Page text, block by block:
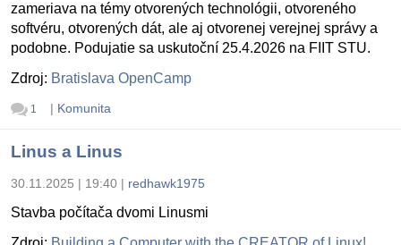
zameriava na témy otvorených technológii, otvoreného
softvéru, otvorených dát, ale aj otvorenej verejnej správy a
podobne. Podujatie sa uskutoční 25.4.2026 na FIIT STU.
Zdroj: Bratislava OpenCamp
1 | Komunita
Linus a Linus
30.11.2025 | 19:40 | redhawk1975
Stavba počítača dvomi Linusmi